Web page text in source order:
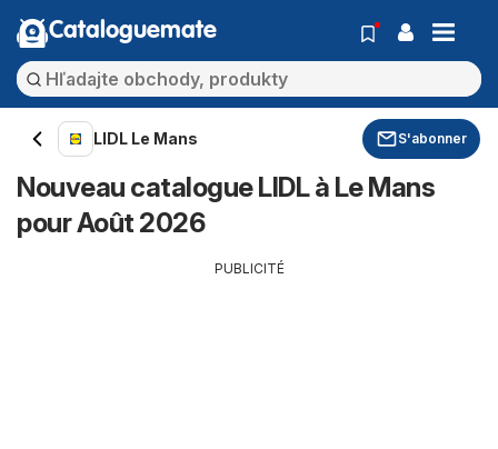
Cataloguemate
LIDL Le Mans S'abonner
Nouveau catalogue LIDL à Le Mans
pour Août 2026
PUBLICITÉ